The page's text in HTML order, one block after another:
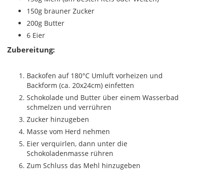
150g brauner Zucker
200g Butter
6 Eier
Zubereitung:
Backofen auf 180°C Umluft vorheizen und
Backform (ca. 20x24cm) einfetten
Schokolade und Butter über einem Wasserbad
schmelzen und verrühren
Zucker hinzugeben
Masse vom Herd nehmen
Eier verquirlen, dann unter die
Schokoladenmasse rühren
Zum Schluss das Mehl hinzugeben